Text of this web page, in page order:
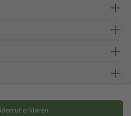
erklären